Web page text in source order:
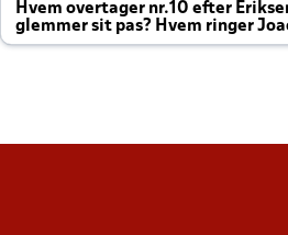
Hvem overtager nr.10 efter
glemmer sit pas? Hvem ringer
altid til efter kampe?